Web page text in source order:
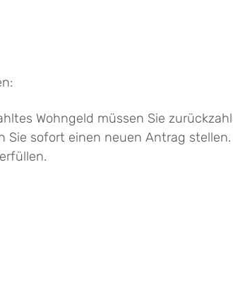
Wohngeld müssen Sie
sofort einen neuen Antrag